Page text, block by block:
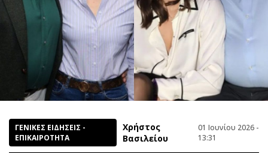
ΓΕΝΙΚΕΣ ΕΙΔΗΣΕΙΣ -
ΕΠΙΚΑΙΡΟΤΗΤΑ
Χρήστος
Βασιλείου
01 Ιουνίου 2026 -
13:31